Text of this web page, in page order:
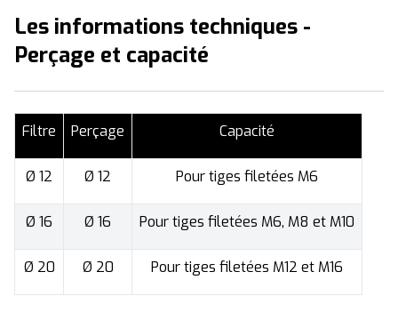
Les informations techniques -
Perçage et capacité
Filtre Perçage Capacité
Ø 12 Ø 12 Pour tiges filetées M6
Ø 16 Ø 16 Pour tiges filetées M6, M8 et M10
Ø 20 Ø 20 Pour tiges filetées M12 et M16